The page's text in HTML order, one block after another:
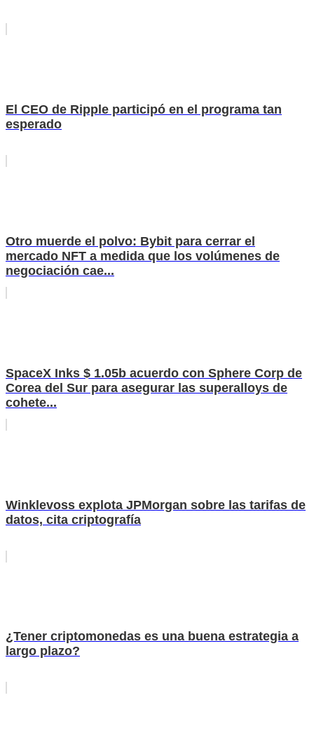
El CEO de Ripple participó en el programa tan
esperado
Otro muerde el polvo: Bybit para cerrar el
mercado NFT a medida que los volúmenes de
negociación cae...
SpaceX Inks $ 1.05b acuerdo con Sphere Corp de
Corea del Sur para asegurar las superalloys de
cohete...
Winklevoss explota JPMorgan sobre las tarifas de
datos, cita criptografía
¿Tener criptomonedas es una buena estrategia a
largo plazo?